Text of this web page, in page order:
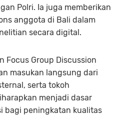
Polri. Ia juga memberikan
anggota di Bali dalam
secara digital.
Focus Group Discussion
masukan langsung dari
serta tokoh
menjadi dasar
bagi peningkatan kualitas